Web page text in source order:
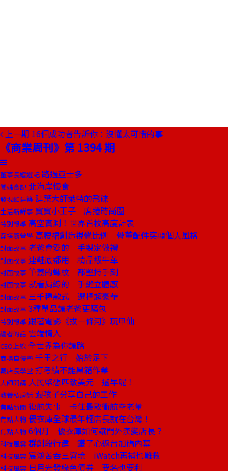
上一期 16個成功者告訴你：沒懂太可惜的事
《商業周刊》第 1394 期
董事長嬉遊記 路過亞士多
饕姊食記 北海岸慢食
發現酷建築 建築大師萊特的飛碟
生活新鮮事 寶寶小王子 席捲時尚圈
特別報導 高空實測！世界首枚高度計表
穿搭隨堂學 高腰裙創造視覺比例 骨董配件突顯個人風格
封面故事 老爸會愛的 手製定做禮
封面故事 連鞋底都用 精品級牛革
封面故事 筆蓋的螺紋 都堅持手刻
封面故事 就看肩線的 手縫立體感
封面故事 三千種款式 選擇超豪華
封面故事 3種單品讓老爸更騷包
特別報導 跟著電影《拔一條河》玩甲仙
編者的話 雲端情人
CEO上線 全世界為你讓路
商場自慢塾 千里之行 始於足下
戴店長學堂 打考績不能黑箱作業
大師開講 人民幣想匹敵美元 還早呢！
教養私房話 跟孩子分享自己的工作
焦點新聞 復航失事 卡住最敢衝航空老董
焦點人物 優衣庫全球最年輕店長就在台灣！
焦點人物 6個月 優衣庫如何讓門外漢變店長？
科技風雲 群創段行建 鐵了心返台加碼內幕
科技風雲 宸鴻苦吞三窘境 iWatch再補也難救
科技風雲 日月光發綠色債券 要名也要利